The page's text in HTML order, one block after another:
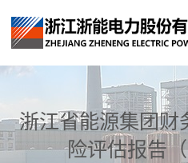
浙江省能源集团财
险评估报告